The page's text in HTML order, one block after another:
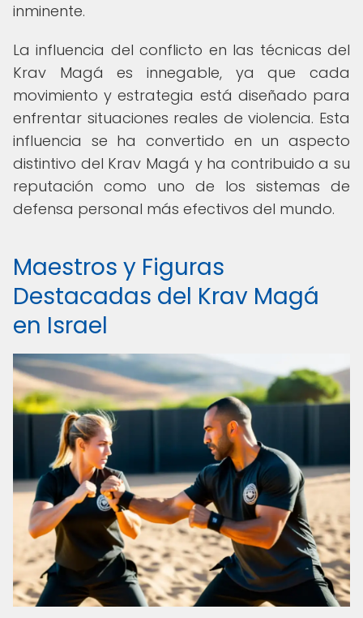
inminente.
La influencia del conflicto en las técnicas del
Krav Magá es innegable, ya que cada
movimiento y estrategia está diseñado para
enfrentar situaciones reales de violencia. Esta
influencia se ha convertido en un aspecto
distintivo del Krav Magá y ha contribuido a su
reputación como uno de los sistemas de
defensa personal más efectivos del mundo.
Maestros y Figuras
Destacadas del Krav Magá
en Israel